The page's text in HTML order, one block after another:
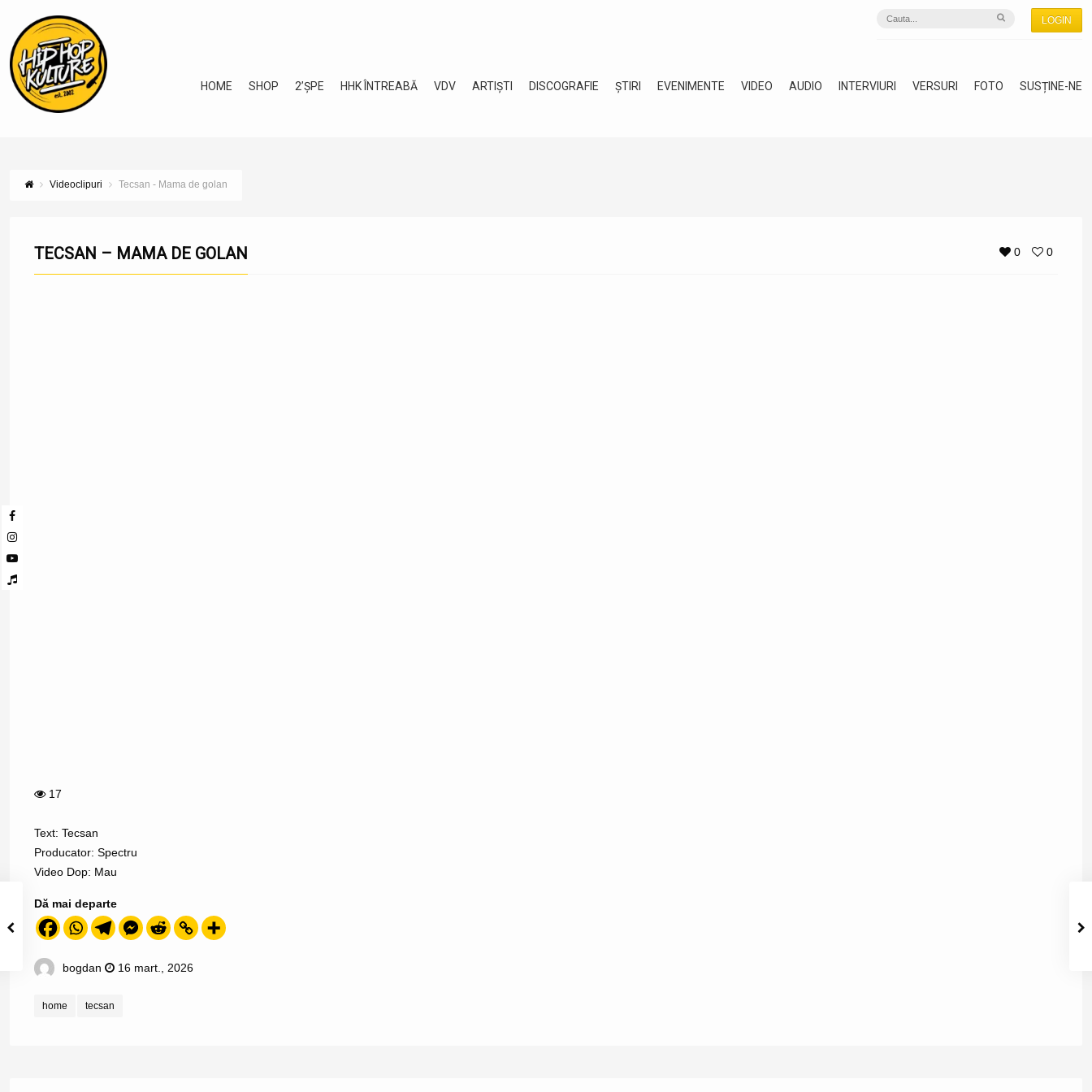
LOGIN
HOME SHOP 2’ȘPE HHK ÎNTREABĂ VDV ARTIȘTI DISCOGRAFIE ȘTIRI EVENIMENTE VIDEO AUDIO INTERVIURI VERSURI FOTO SUSȚINE-NE
Videoclipuri Tecsan - Mama de golan
0 0
TECSAN – MAMA DE GOLAN
17
Text: Tecsan
Producator: Spectru
Video Dop: Mau
Dă mai departe
bogdan 16 mart., 2026
home tecsan